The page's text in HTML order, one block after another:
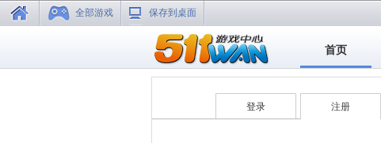
全部游戏 保存到桌面
首页
登录 注册